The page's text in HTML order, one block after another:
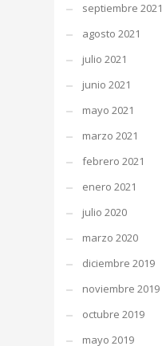
septiembre 2021
agosto 2021
julio 2021
junio 2021
mayo 2021
marzo 2021
febrero 2021
enero 2021
julio 2020
marzo 2020
diciembre 2019
noviembre 2019
octubre 2019
mayo 2019